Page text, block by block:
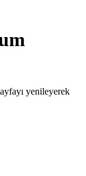
yenileyerek